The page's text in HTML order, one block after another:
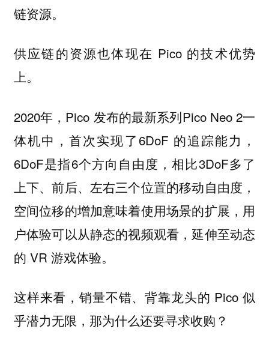
链资源。
供应链的资源也体现在 Pico 的技术优势
上。
2020年，Pico 发布的最新系列Pico Neo 2一
体机中，首次实现了6DoF 的追踪能力，
6DoF是指6个方向自由度，相比3DoF多了
上下、前后、左右三个位置的移动自由度，
空间位移的增加意味着使用场景的扩展，用
户体验可以从静态的视频观看，延伸至动态
的 VR 游戏体验。
这样来看，销量不错、背靠龙头的 Pico 似
乎潜力无限，那为什么还要寻求收购？